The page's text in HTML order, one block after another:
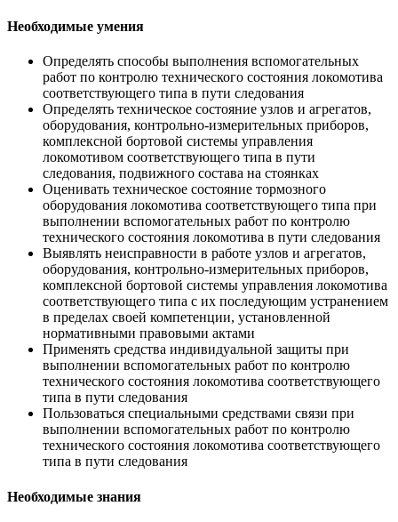
Необходимые умения
Определять способы выполнения вспомогательных
работ по контролю технического состояния локомотива
соответствующего типа в пути следования
Определять техническое состояние узлов и агрегатов,
оборудования, контрольно-измерительных приборов,
комплексной бортовой системы управления
локомотивом соответствующего типа в пути
следования, подвижного состава на стоянках
Оценивать техническое состояние тормозного
оборудования локомотива соответствующего типа при
выполнении вспомогательных работ по контролю
технического состояния локомотива в пути следования
Выявлять неисправности в работе узлов и агрегатов,
оборудования, контрольно-измерительных приборов,
комплексной бортовой системы управления локомотива
соответствующего типа с их последующим устранением
в пределах своей компетенции, установленной
нормативными правовыми актами
Применять средства индивидуальной защиты при
выполнении вспомогательных работ по контролю
технического состояния локомотива соответствующего
типа в пути следования
Пользоваться специальными средствами связи при
выполнении вспомогательных работ по контролю
технического состояния локомотива соответствующего
типа в пути следования
Необходимые знания